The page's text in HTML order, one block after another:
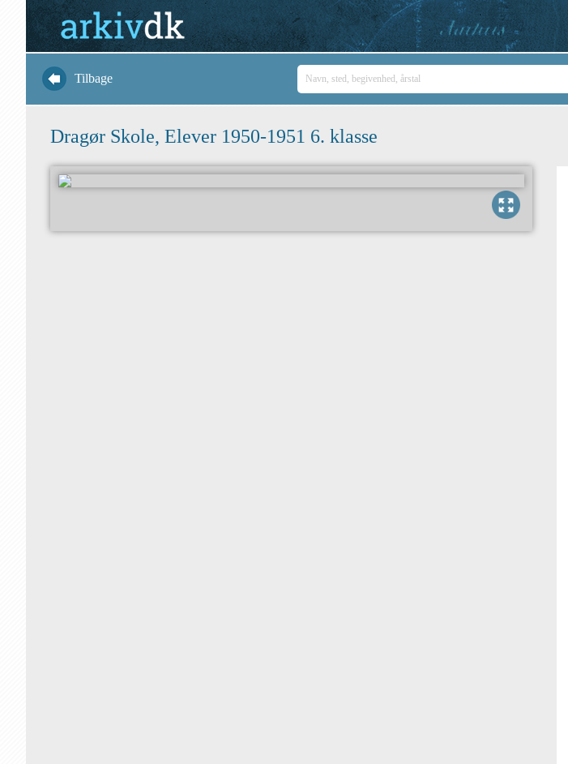
Tilbage
Dragør Skole, Elever 1950-1951 6. klasse